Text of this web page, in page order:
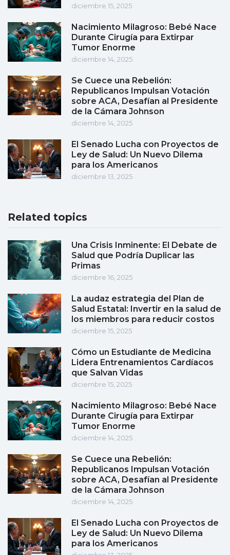
diciembre 15, 2025
Nacimiento Milagroso: Bebé Nace
Durante Cirugía para Extirpar
Tumor Enorme
diciembre 14, 2025
Se Cuece una Rebelión:
Republicanos Impulsan Votación
sobre ACA, Desafían al Presidente
de la Cámara Johnson
diciembre 14, 2025
El Senado Lucha con Proyectos de
Ley de Salud: Un Nuevo Dilema
para los Americanos
diciembre 13, 2025
Related topics
Una Crisis Inminente: El Debate de
Salud que Podría Duplicar las
Primas
diciembre 16, 2025
La audaz estrategia del Plan de
Salud Estatal: Invertir en la salud de
los miembros para reducir costos
diciembre 15, 2025
Cómo un Estudiante de Medicina
Lidera Entrenamientos Cardíacos
que Salvan Vidas
diciembre 15, 2025
Nacimiento Milagroso: Bebé Nace
Durante Cirugía para Extirpar
Tumor Enorme
diciembre 14, 2025
Se Cuece una Rebelión:
Republicanos Impulsan Votación
sobre ACA, Desafían al Presidente
de la Cámara Johnson
diciembre 14, 2025
El Senado Lucha con Proyectos de
Ley de Salud: Un Nuevo Dilema
para los Americanos